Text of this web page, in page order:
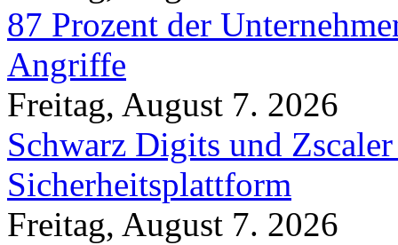
87 Prozent der
Angriffe
Freitag, August 7. 2026
Schwarz Digits und
Sicherheitsplattform
Freitag, August 7. 2026